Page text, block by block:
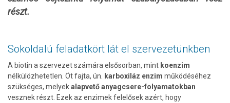
részt.
Sokoldalú feladatkört lát el szervezetünkben
A biotin a szervezet számára elsősorban, mint koenzim
nélkülözhetetlen. Öt fajta, ún.
karboxiláz enzim működéséhez
szükséges, melyekalapvető anyagcsere-folyamatokban
vesznek részt. Ezek az enzimek felelősek azért, hogy